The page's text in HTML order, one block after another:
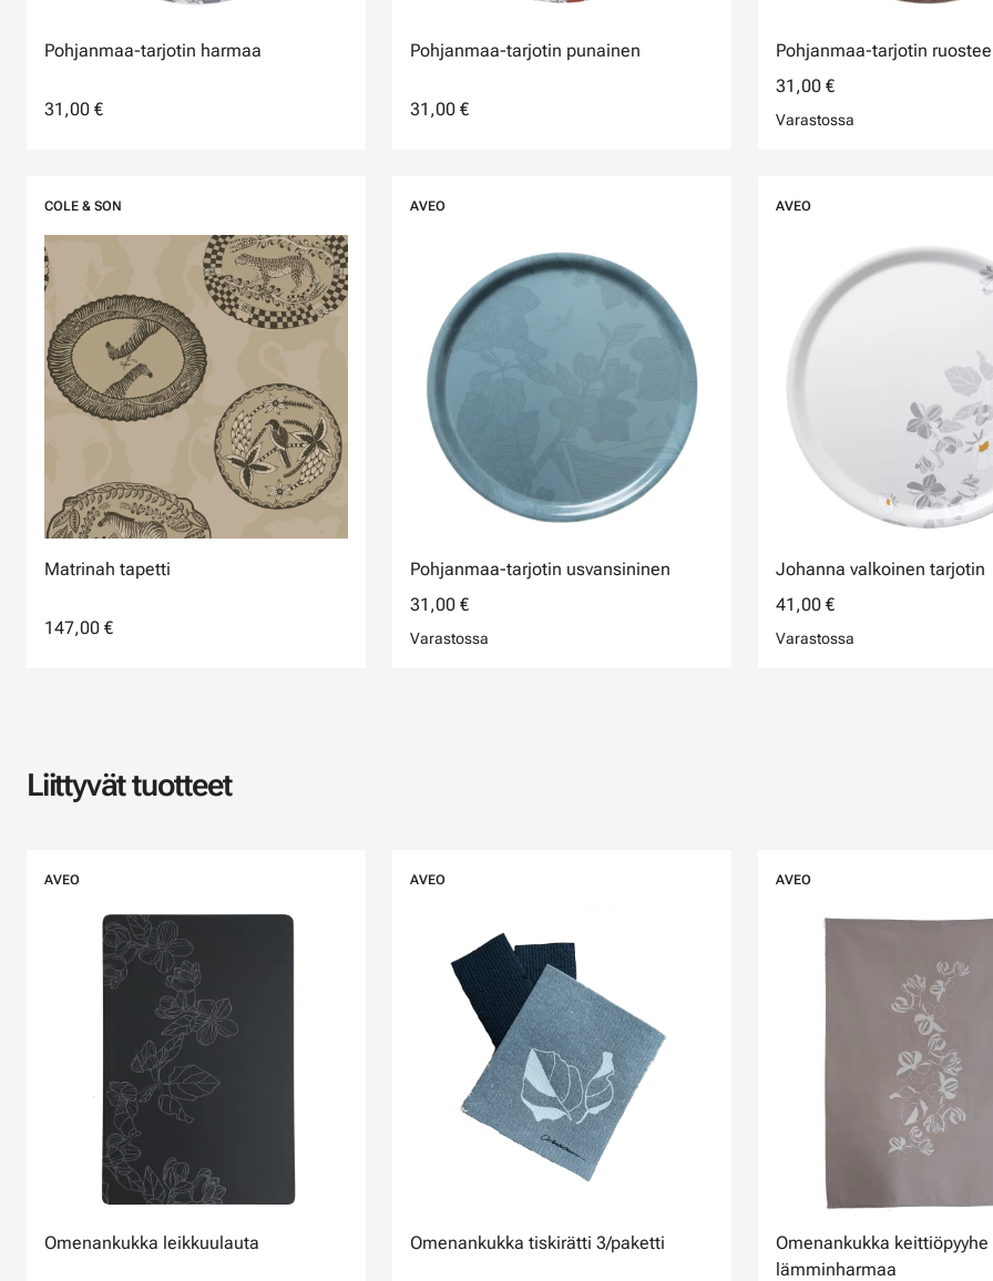
Pohjanmaa-tarjotin harmaa
31,00 €
Pohjanmaa-tarjotin punainen
31,00 €
Pohjanmaa-tarjotin
31,00 €
Varastossa
COLE & SON
Matrinah tapetti
147,00 €
AVEO
Pohjanmaa-tarjotin usvansininen
31,00 €
Varastossa
AVEO
Johanna valkoinen tarjotin
41,00 €
Varastossa
Liittyvät tuotteet
AVEO
Omenankukka leikkuulauta
AVEO
Omenankukka tiskirätti 3/paketti
AVEO
Omenankukka keittiöpyyhe
lämminharmaa